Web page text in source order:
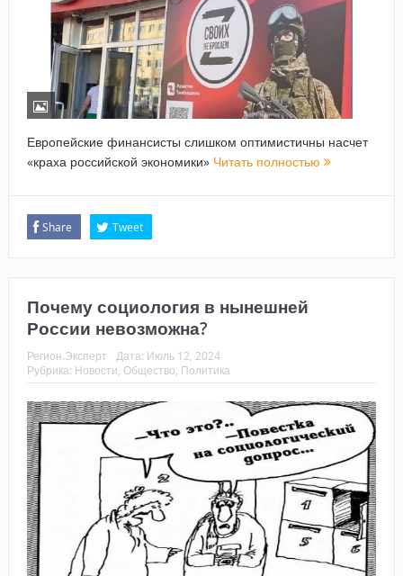
Европейские финансисты слишком оптимистичны насчет
«краха российской экономики» Читать полностью
Share Tweet
Почему социология в нынешней
России невозможна?
Регион.Эксперт Дата: Июль 12, 2024
Рубрика: Новости, Общество, Политика